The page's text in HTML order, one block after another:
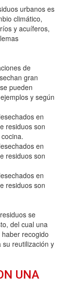
urbanos es
climático,
y acuíferos,
de
gran
pueden
y según
en
residuos son
en
residuos son
en
residuos son
se
del cual una
recogido
reutilización y
UNA